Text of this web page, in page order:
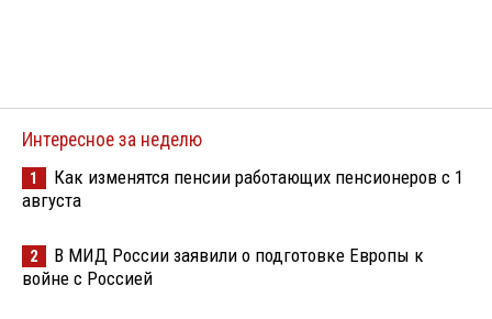
Интересное за неделю
1
Как изменятся пенсии работающих пенсионеров с 1
августа
2
В МИД России заявили о подготовке Европы к
войне с Россией